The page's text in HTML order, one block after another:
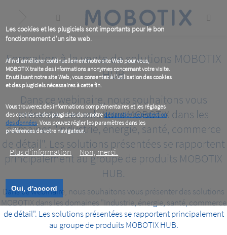
Les cookies et les plugiciels sont importants pour le bon
fonctionnement d'un site web.
Afin d'améliorer continuellement notre site Web pour vous,
MOBOTIX traite des informations anonymes concernant votre visite.
En utilisant notre site Web, vous consentez à l'utilisation des cookies
et des plugiciels nécessaires à cette fin.
Vous trouverez des informations complémentaires et les réglages
des cookies et des plugiciels dans notredéclaration de protection
des données. Vous pouvez régler les paramètres dans les
préférences de votre navigateur.
Plus d‘information Non, merci.
Oui, d'accord
content
Formation à la vente de solutions MOBOTIX
HUB
Dans ce webinaire, nous souhaitons vous
présenter des solutions MOBOTIX dans les
domaines "Industrie, énergie, santé, commerce
de détail". Les solutions présentées se rapportent
principalement au groupe de produits MOBOTIX
HUB.
Dans ce webinaire, nous souhaitons vous présenter des solutions
MOBOTIX dans les domaines "Industrie, énergie, santé, commerce
de détail". Les solutions présentées se rapportent principalement
au groupe de produits MOBOTIX HUB.